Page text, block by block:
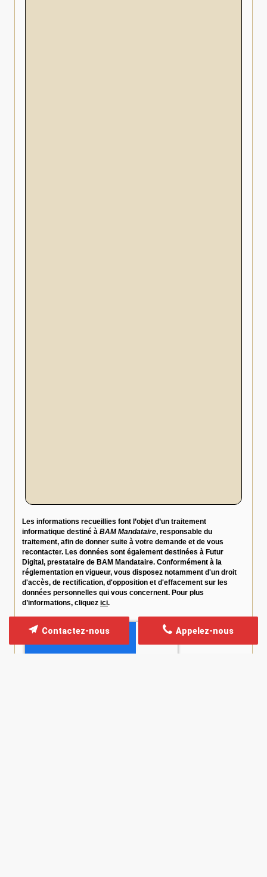
Les informations recueillies font l’objet d’un traitement
informatique destiné àBAM Mandataire, responsable du
traitement, afin de donner suite à votre demande et de vous
recontacter. Les données sont également destinées à Futur
Digital, prestataire de BAM Mandataire. Conformément à la
réglementation en vigueur, vous disposez notamment d'un droit
d'accès, de rectification, d'opposition et d'effacement sur les
données personnelles qui vous concernent. Pour plus
d’informations, cliquez ici.
Appelez-nous
Contactez-nous